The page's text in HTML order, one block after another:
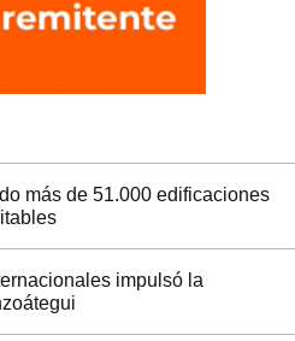
más de 51.000 edificaciones
impulsó la